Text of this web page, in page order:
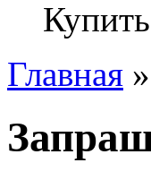
Купить
Главная »